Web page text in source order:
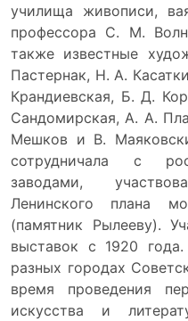
училища живописи,
профессора С. М.
также известные
Пастернак, Н. А.
Крандиевская, Б. Д.
Сандомирская, А. А.
Мешков и В.
сотрудничала с
заводами,
Ленинского плана
(памятник Рылееву).
выставок с 1920
разных городах
время проведения
искусства и